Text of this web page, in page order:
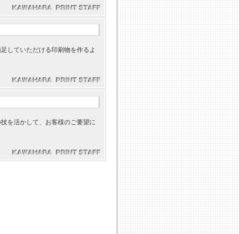
していただける印刷物を作るよ
を活かして、お客様のご要望に